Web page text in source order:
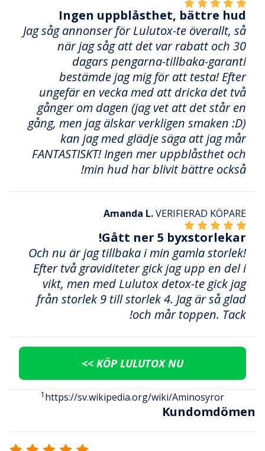
Ingen uppblåsthet, bättre hud
Jag såg annonser för Lulutox-te överallt, så
när jag såg att det var rabatt och 30
dagars pengarna-tillbaka-garanti
bestämde jag mig för att testa! Efter
ungefär en vecka med att dricka det två
gånger om dagen (jag vet att det står en
gång, men jag älskar verkligen smaken :D)
kan jag med glädje säga att jag mår
FANTASTISKT! Ingen mer uppblåsthet och
min hud har blivit bättre också!
Amanda L.VERIFIERAD KÖPARE
Gått ner 5 byxstorlekar!
Och nu är jag tillbaka i min gamla storlek!
Efter två graviditeter gick jag upp en del i
vikt, men med Lulutox detox-te gick jag
från storlek 9 till storlek 4. Jag är så glad
och mår toppen. Tack!
KÖP LULUTOX NU >>
1 https://sv.wikipedia.org/wiki/Aminosyror
Kundomdömen